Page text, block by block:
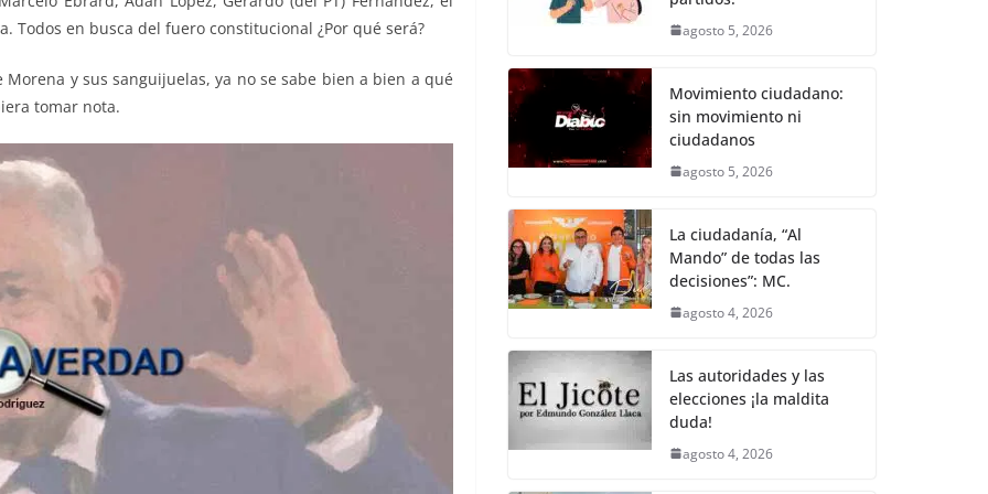
Todos en busca del fuero constitucional ¿Por qué será?
y sus sanguijuelas, ya no se sabe bien a bien a qué
tomar nota.
agosto 5, 2026
Movimiento ciudadano:
sin movimiento ni
ciudadanos
agosto 5, 2026
La ciudadanía, “Al
Mando” de todas las
decisiones”: MC.
agosto 4, 2026
Las autoridades y las
elecciones ¡la maldita
duda!
agosto 4, 2026